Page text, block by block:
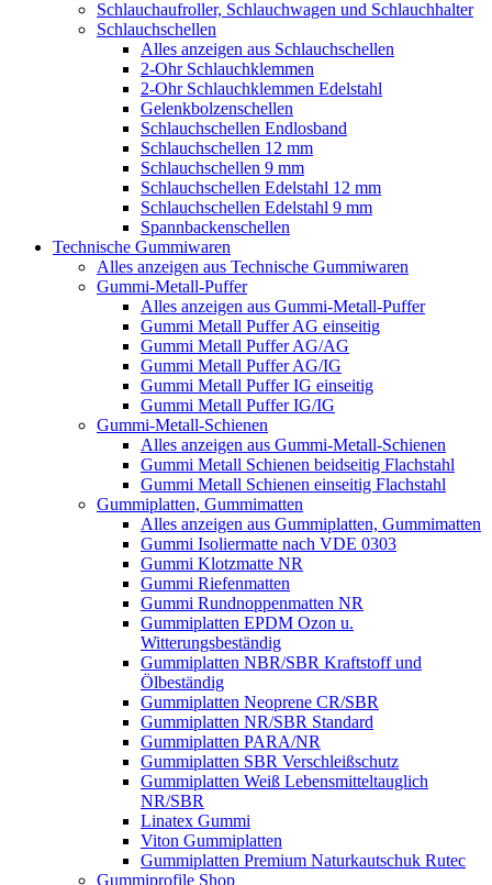
Schlauchaufroller, Schlauchwagen und Schlauchhalter
Schlauchschellen
Alles anzeigen aus Schlauchschellen
2-Ohr Schlauchklemmen
2-Ohr Schlauchklemmen Edelstahl
Gelenkbolzenschellen
Schlauchschellen Endlosband
Schlauchschellen 12 mm
Schlauchschellen 9 mm
Schlauchschellen Edelstahl 12 mm
Schlauchschellen Edelstahl 9 mm
Spannbackenschellen
Technische Gummiwaren
Alles anzeigen aus Technische Gummiwaren
Gummi-Metall-Puffer
Alles anzeigen aus Gummi-Metall-Puffer
Gummi Metall Puffer AG einseitig
Gummi Metall Puffer AG/AG
Gummi Metall Puffer AG/IG
Gummi Metall Puffer IG einseitig
Gummi Metall Puffer IG/IG
Gummi-Metall-Schienen
Alles anzeigen aus Gummi-Metall-Schienen
Gummi Metall Schienen beidseitig Flachstahl
Gummi Metall Schienen einseitig Flachstahl
Gummiplatten, Gummimatten
Alles anzeigen aus Gummiplatten, Gummimatten
Gummi Isoliermatte nach VDE 0303
Gummi Klotzmatte NR
Gummi Riefenmatten
Gummi Rundnoppenmatten NR
Gummiplatten EPDM Ozon u.
Witterungsbeständig
Gummiplatten NBR/SBR Kraftstoff und
Ölbeständig
Gummiplatten Neoprene CR/SBR
Gummiplatten NR/SBR Standard
Gummiplatten PARA/NR
Gummiplatten SBR Verschleißschutz
Gummiplatten Weiß Lebensmitteltauglich
NR/SBR
Linatex Gummi
Viton Gummiplatten
Gummiplatten Premium Naturkautschuk Rutec
Gummiprofile Shop